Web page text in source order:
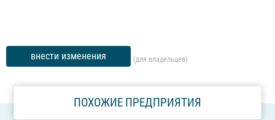
внести изменения (для владельцев)
ПОХОЖИЕ ПРЕДПРИЯТИЯ